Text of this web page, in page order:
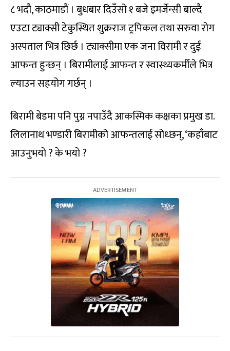
८ भदौ, काठमाडौं । बुधबार दिउँसो १ बजे इमर्जेन्सी बाल्दै
एउटा ट्याक्सी टेकुस्थित शुक्रराज ट्रपिकल तथा सरुवा रोग
अस्पताल भित्र छिर्छ । ट्याक्सीमा एक जना विरामी र दुई
आफन्त हुन्छन् । बिरामीलाई आफन्त र स्वास्थ्यकर्मीले भित्र
ल्याउन सहयोग गर्छन् ।
बिरामी बेडमा पनि पुग्न नपाउँदै आकस्मिक कक्षका प्रमुख डा.
लिलानाथ भण्डारी बिरामीको आफन्तलाई सोध्छन्, ‘कहाँबाट
आउनुभयो ? के भयो ?